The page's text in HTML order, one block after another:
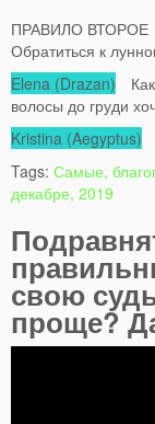
ПРАВИЛО ВТОРОЕ
Обратиться к
Elena (Drazan)
волосы до груди
Kristina (Aegyptus)
Tags: Самые,
декабре, 2019
свою
проще?